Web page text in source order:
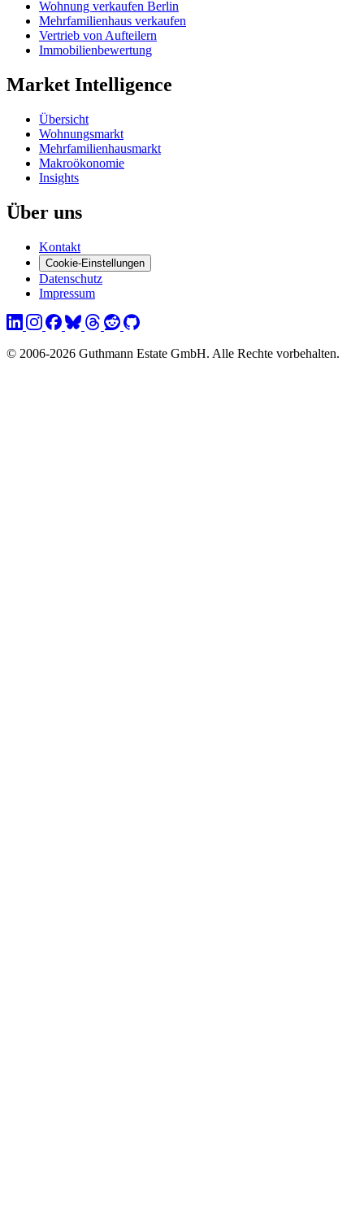
Wohnung verkaufen Berlin
Mehrfamilienhaus verkaufen
Vertrieb von Aufteilern
Immobilienbewertung
Market Intelligence
Übersicht
Wohnungsmarkt
Mehrfamilienhausmarkt
Makroökonomie
Insights
Über uns
Kontakt
Cookie-Einstellungen
Datenschutz
Impressum
© 2006-2026 Guthmann Estate GmbH. Alle Rechte vorbehalten.